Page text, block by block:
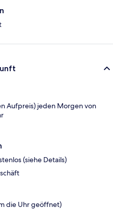
Aufpreis) jeden Morgen von
(siehe Details)
die Uhr geöffnet)